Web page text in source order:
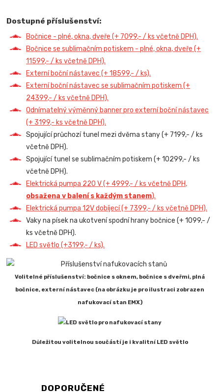
Dostupné příslušenství:
Bočnice - plné, okna, dveře (+ 7099,- / ks včetně DPH).
Bočnice se sublimačním potiskem - plné, okna, dveře (+
11599,- / ks včetně DPH).
Externí boční nástavec (+ 18599,- / ks).
Externí boční nástavec se sublimačním potiskem (+
24399,- / ks včetně DPH).
Odnímatelný výměnný banner pro externí boční nástavec
(+ 3199,- ks včetně DPH).
Spojující průchozí tunel mezi dvěma stany (+ 7199,- / ks
včetně DPH).
Spojující tunel se sublimačním potiskem (+ 10299,- / ks
včetně DPH).
Elektrická pumpa 220 V (+ 4999,- / ks včetně DPH,
obsažena v balení s každým stanem).
Elektrická pumpa 12V dobíjecí (+ 7399,- / ks včetně DPH).
Vaky na písek na ukotvení spodní hrany bočnice (+ 1099,- /
ks včetně DPH).
LED světlo (+3199,- / ks).
Volitelné příslušenství: bočnice s oknem, bočnice s dveřmi, plná
bočnice, externí nástavec (na obrázku je pro ilustraci zobrazen
nafukovací stan EMX)
Důležitou volitelnou součástí je i kvalitní LED světlo
DOPORUČENÉ